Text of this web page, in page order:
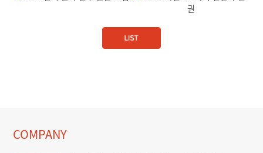
COMPANY